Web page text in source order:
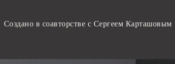
Создано в соавторстве с Сергеем Карташовым